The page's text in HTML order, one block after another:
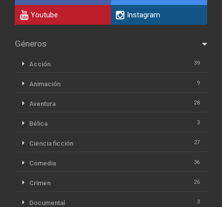
Youtube Instagram
Géneros
Acción 39
Animación 9
Aventura 28
Bélica 3
Ciencia ficción 27
Comedia 36
Crimen 26
Documental 3